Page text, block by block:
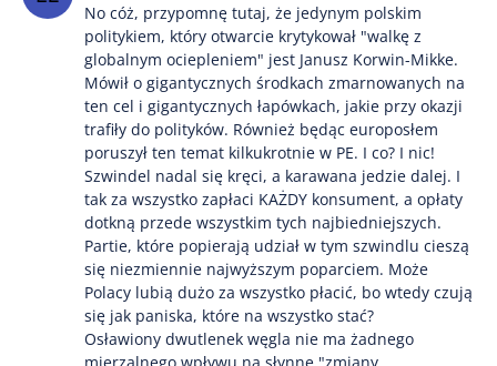
No cóż, przypomnę tutaj, że jedynym polskim
politykiem, który otwarcie krytykował "walkę z
globalnym ociepleniem" jest Janusz Korwin-Mikke.
Mówił o gigantycznych środkach zmarnowanych na
ten cel i gigantycznych łapówkach, jakie przy okazji
trafiły do polityków. Również będąc europosłem
poruszył ten temat kilkukrotnie w PE. I co? I nic!
Szwindel nadal się kręci, a karawana jedzie dalej. I
tak za wszystko zapłaci KAŻDY konsument, a opłaty
dotkną przede wszystkim tych najbiedniejszych.
Partie, które popierają udział w tym szwindlu cieszą
się niezmiennie najwyższym poparciem. Może
Polacy lubią dużo za wszystko płacić, bo wtedy czują
się jak paniska, które na wszystko stać?
Osławiony dwutlenek węgla nie ma żadnego